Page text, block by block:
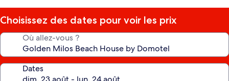
Choisissez des dates pour voir les prix
Où allez-vous ?
Dates